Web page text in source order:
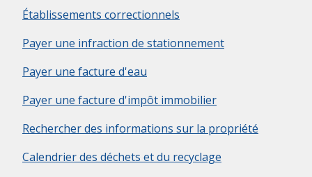
Établissements correctionnels
Payer une infraction de stationnement
Payer une facture d'eau
Payer une facture d'impôt immobilier
Rechercher des informations sur la propriété
Calendrier des déchets et du recyclage